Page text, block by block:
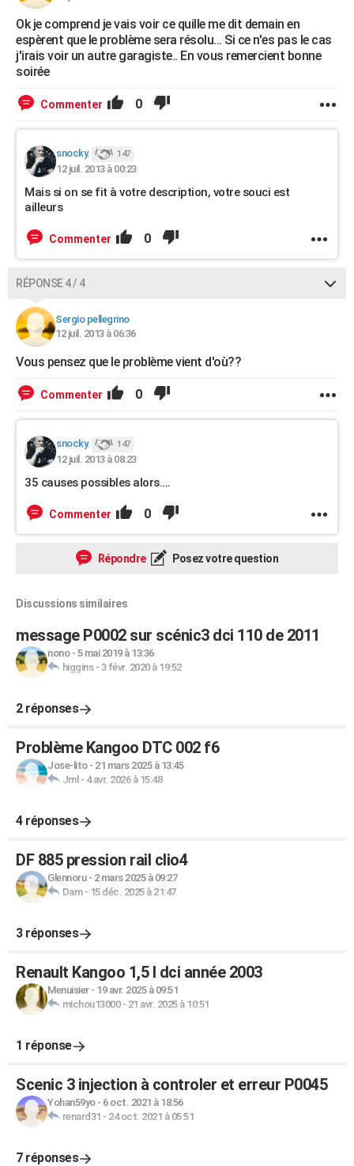
Ok je comprend je vais voir ce quille me dit demain en
espèrent que le problème sera résolu... Si ce n'es pas le cas
j'irais voir un autre garagiste.. En vous remercient bonne
soirée
Commenter 0
snocky. 147
12 juil. 2013 à 00:23
Mais si on se fit à votre description, votre souci est
ailleurs
Commenter 0
RÉPONSE 4 / 4
Sergio pellegrino
12 juil. 2013 à 06:36
Vous pensez que le problème vient d'où??
Commenter 0
snocky. 147
12 juil. 2013 à 08:23
35 causes possibles alors....
Commenter 0
Répondre Posez votre question
Discussions similaires
message P0002 sur scénic3 dci 110 de 2011
nono- 5 mai 2019 à 13:36
higgins- 3 févr. 2020 à 19:52
2 réponses
Problème Kangoo DTC 002 f6
Jose-lito- 21 mars 2025 à 13:45
Jml - 4 avr. 2026 à 15:48
4 réponses
DF 885 pression rail clio4
Glennoru- 2 mars 2025 à 09:27
Dam- 15 déc. 2025 à 21:47
3 réponses
Renault Kangoo 1,5 l dci année 2003
Menuisier- 19 avr. 2025 à 09:51
michou13000- 21 avr. 2025 à 10:51
1 réponse
Scenic 3 injection à controler et erreur P0045
Yohan59yo- 6 oct. 2021 à 18:56
renard31 - 24 oct. 2021 à 05:51
7 réponses